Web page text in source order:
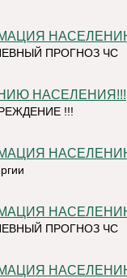
ПРОГНОЗ ЧС
НАСЕЛЕНИЯ!!!
!!!
ПРОГНОЗ ЧС